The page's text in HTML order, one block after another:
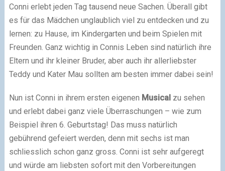
Conni erlebt jeden Tag tausend neue Sachen. Überall gibt
es für das Mädchen unglaublich viel zu entdecken und zu
lernen: zu Hause, im Kindergarten und beim Spielen mit
Freunden. Ganz wichtig in Connis Leben sind natürlich ihre
Eltern und ihr kleiner Bruder, aber auch ihr allerliebster
Teddy und Kater Mau sollten am besten immer dabei sein!
Nun ist Conni in ihrem ersten eigenen Musical zu sehen
und erlebt dabei ganz viele Überraschungen – wie zum
Beispiel ihren 6. Geburtstag! Das muss natürlich
gebührend gefeiert werden, denn mit sechs ist man
schliesslich schon ganz gross. Conni ist sehr aufgeregt
und würde am liebsten sofort mit den Vorbereitungen